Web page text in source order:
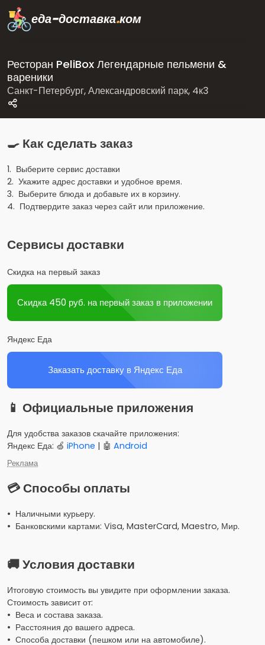
еда-доставка.ком
Ресторан PeliBox Легендарные пельмени &
вареники
Санкт-Петербург, Александровский парк, 4к3
🍳 Как сделать заказ
1. Выберите сервис доставки
2. Укажите адрес доставки и удобное время.
3. Выберите блюда и добавьте их в корзину.
4. Подтвердите заказ через сайт или приложение.
Сервисы доставки
Скидка на первый заказ
Скидка 450 руб. на первый заказ в приложении
Яндекс Еда
Заказать доставку в Яндекс Еда
📱 Официальные приложения
Для удобства заказов скачайте приложения:
Яндекс Еда: 🍏 iPhone | 🤖 Android
Реклама
💳 Способы оплаты
• Наличными курьеру.
• Банковскими картами: Visa, MasterCard, Maestro, Мир.
🚚 Условия доставки
Итоговую стоимость вы увидите при оформлении заказа.
Стоимость зависит от:
• Веса и состава заказа.
• Расстояния до вашего адреса.
• Способа доставки (пешком или на автомобиле).